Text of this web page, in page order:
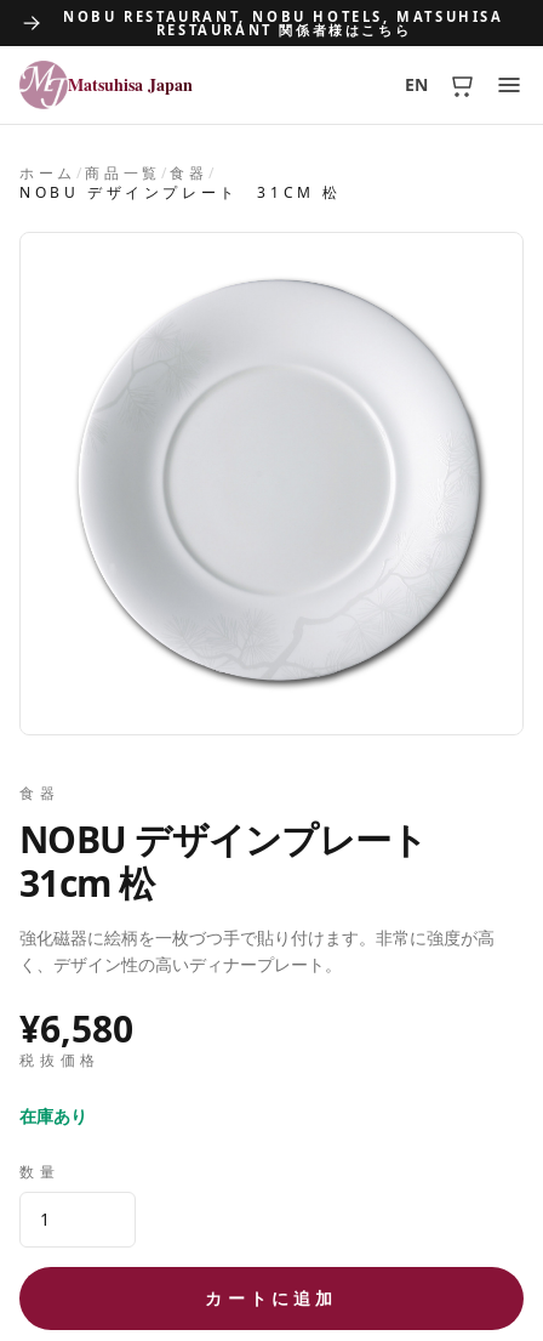
NOBU RESTAURANT, NOBU HOTELS, MATSUHISA
RESTAURANT 関係者様はこちら
Matsuhisa Japan
Matsuhisa Japan EN
ホーム /商品一覧 /食器 /
NOBU デザインプレート 31CM 松
食器
NOBU デザインプレート
31cm 松
強化磁器に絵柄を一枚づつ手で貼り付けます。非常に強度が高
く、デザイン性の高いディナープレート。
¥6,580
税抜価格
在庫あり
数量
カートに追加